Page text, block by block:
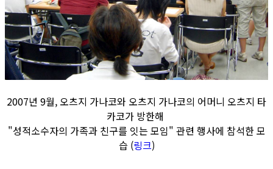
2007년 9월, 오츠지 가나코와 오츠지 가나코의 어머니 오츠지 타
카코가 방한해
"성적소수자의 가족과 친구를 잇는 모임" 관련 행사에 참석한 모
습 (링크)